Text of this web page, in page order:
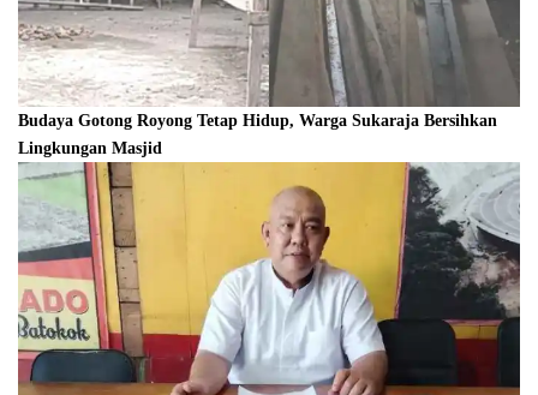
Budaya Gotong Royong Tetap Hidup, Warga Sukaraja Bersihkan
Lingkungan Masjid